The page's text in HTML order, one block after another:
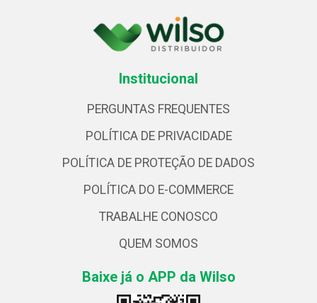
Institucional
PERGUNTAS FREQUENTES
POLÍTICA DE PRIVACIDADE
POLÍTICA DE PROTEÇÃO DE DADOS
POLÍTICA DO E-COMMERCE
TRABALHE CONOSCO
QUEM SOMOS
Baixe já o APP da Wilso